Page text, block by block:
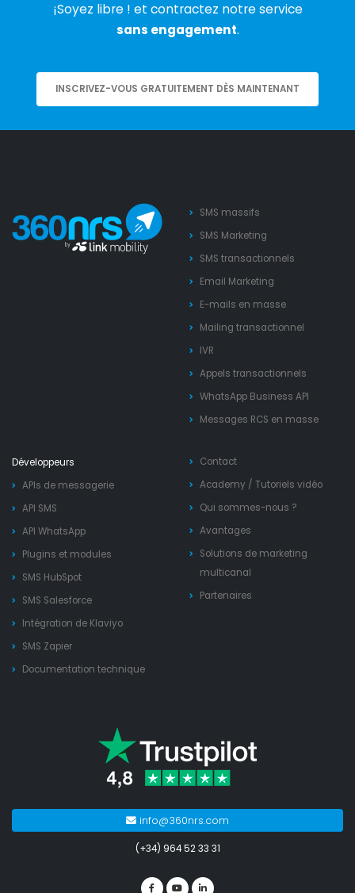
¡Soyez libre ! et contractez notre service
sans engagement.
INSCRIVEZ-VOUS GRATUITEMENT DÈS MAINTENANT
SMS massifs
SMS Marketing
SMS transactionnels
Email Marketing
E-mails en masse
Mailing transactionnel
IVR
Appels transactionnels
WhatsApp Business API
Messages RCS en masse
Développeurs
APIs de messagerie
API SMS
API WhatsApp
Plugins et modules
SMS HubSpot
SMS Salesforce
Intégration de Klaviyo
SMS Zapier
Documentation technique
Contact
Academy / Tutoriels vidéo
Qui sommes-nous ?
Avantages
Solutions de marketing
multicanal
Partenaires
info@360nrs.com
(+34) 964 52 33 31